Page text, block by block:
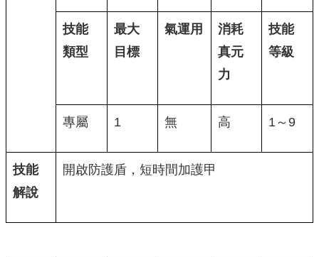
技能
類型
最大
目標
氣運用
消耗
真元
力
技能
等級
專屬 1 無 高 1～9
技能
解說
開啟防護盾，短時間加護甲